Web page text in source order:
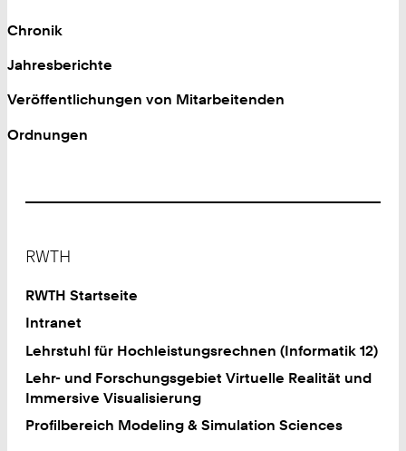
Chronik
Jahresberichte
Veröffentlichungen von Mitarbeitenden
Ordnungen
RWTH
RWTH Startseite
Intranet
Lehrstuhl für Hochleistungsrechnen (Informatik 12)
Lehr- und Forschungsgebiet Virtuelle Realität und
Immersive Visualisierung
Profilbereich Modeling & Simulation Sciences